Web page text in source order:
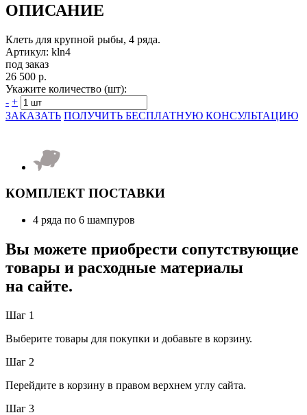
ОПИСАНИЕ
Клеть для крупной рыбы, 4 ряда.
Артикул: kln4
под заказ
26 500 р.
Укажите количество (шт):
- +
ЗАКАЗАТЬ ПОЛУЧИТЬ БЕСПЛАТНУЮ КОНСУЛЬТАЦИЮ
КОМПЛЕКТ ПОСТАВКИ
4 ряда по 6 шампуров
Вы можете приобрести сопутствующие
товары и расходные материалы
на сайте.
Шаг 1
Выберите товары для покупки и добавьте в корзину.
Шаг 2
Перейдите в корзину в правом верхнем углу сайта.
Шаг 3